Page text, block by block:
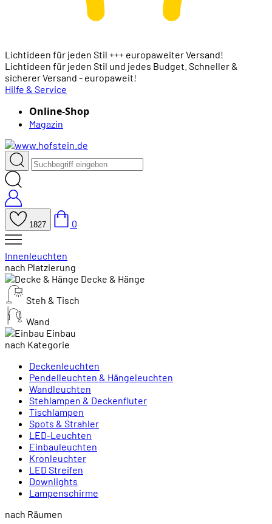
Lichtideen für jeden Stil +++ europaweiter Versand!
Lichtideen für jeden Stil und jedes Budget. Schneller &
sicherer Versand - europaweit!
Hilfe & Service
Online-Shop
Magazin
1827 0
Innenleuchten
nach Platzierung
Decke & Hänge
Steh & Tisch
Wand
Einbau
nach Kategorie
Deckenleuchten
Pendelleuchten & Hängeleuchten
Wandleuchten
Stehlampen & Deckenfluter
Tischlampen
Spots & Strahler
LED-Leuchten
Einbauleuchten
Kronleuchter
LED Streifen
Downlights
Lampenschirme
nach Räumen